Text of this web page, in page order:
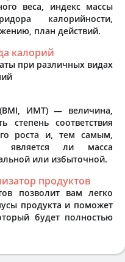
веса, индекс массы
калорийности,
план действий.
калорий
при различных видах
ИМТ) — величина,
степень соответствия
роста и, тем самым,
является ли масса
или избыточной.
продуктов
позволит вам легко
продукта и поможет
будет полностью